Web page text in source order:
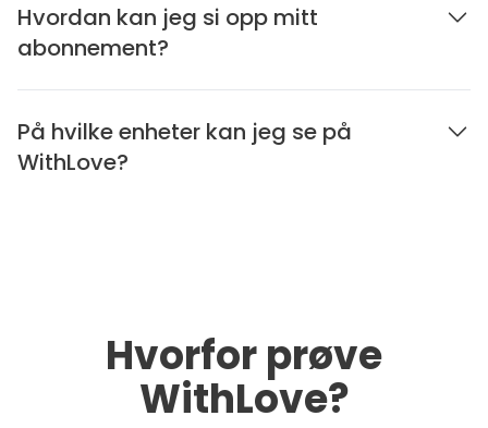
Hvordan kan jeg si opp mitt
abonnement?
På hvilke enheter kan jeg se på
WithLove?
Hvorfor prøve
WithLove?